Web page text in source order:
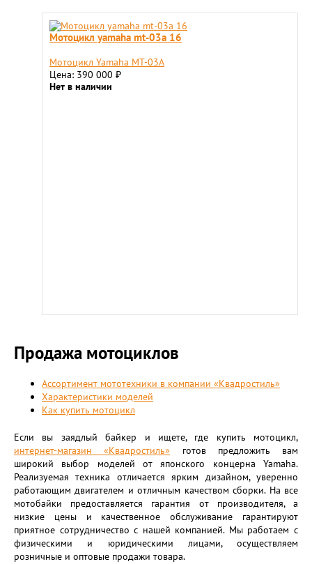
Мотоцикл yamaha mt-03a 16
Мотоцикл Yamaha MT-03A
Цена: 390 000 ₽
Нет в наличии
Продажа мотоциклов
Ассортимент мототехники в компании «Квадростиль»
Характеристики моделей
Как купить мотоцикл
Если вы заядлый байкер и ищете, где купить мотоцикл,
интернет-магазин «Квадростиль» готов предложить вам
широкий выбор моделей от японского концерна Yamaha.
Реализуемая техника отличается ярким дизайном, уверенно
работающим двигателем и отличным качеством сборки. На все
мотобайки предоставляется гарантия от производителя, а
низкие цены и качественное обслуживание гарантируют
приятное сотрудничество с нашей компанией. Мы работаем с
физическими и юридическими лицами, осуществляем
розничные и оптовые продажи товара.